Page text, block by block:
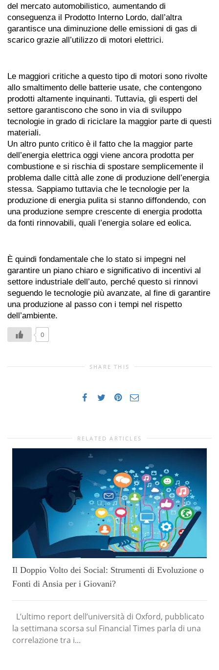
del mercato automobilistico, aumentando di
conseguenza il Prodotto Interno Lordo, dall’altra
garantisce una diminuzione delle emissioni di gas di
scarico grazie all’utilizzo di motori elettrici.
Le maggiori critiche a questo tipo di motori sono rivolte
allo smaltimento delle batterie usate, che contengono
prodotti altamente inquinanti. Tuttavia, gli esperti del
settore garantiscono che sono in via di sviluppo
tecnologie in grado di riciclare la maggior parte di questi
materiali.
Un altro punto critico è il fatto che la maggior parte
dell’energia elettrica oggi viene ancora prodotta per
combustione e si rischia di spostare semplicemente il
problema dalle città alle zone di produzione dell’energia
stessa. Sappiamo tuttavia che le tecnologie per la
produzione di energia pulita si stanno diffondendo, con
una produzione sempre crescente di energia prodotta
da fonti rinnovabili, quali l’energia solare ed eolica.
È quindi fondamentale che lo stato si impegni nel
garantire un piano chiaro e significativo di incentivi al
settore industriale dell’auto, perché questo si rinnovi
seguendo le tecnologie più avanzate, al fine di garantire
una produzione al passo con i tempi nel rispetto
dell’ambiente.
0
SHARE THIS
RELATED ARTICLES
Il Doppio Volto dei Social: Strumenti di Evoluzione o
Fonti di Ansia per i Giovani?
L’ultimo report dell’università di Oxford, pubblicato
la settimana scorsa sul Financial Times parla di una
correlazione tra i...